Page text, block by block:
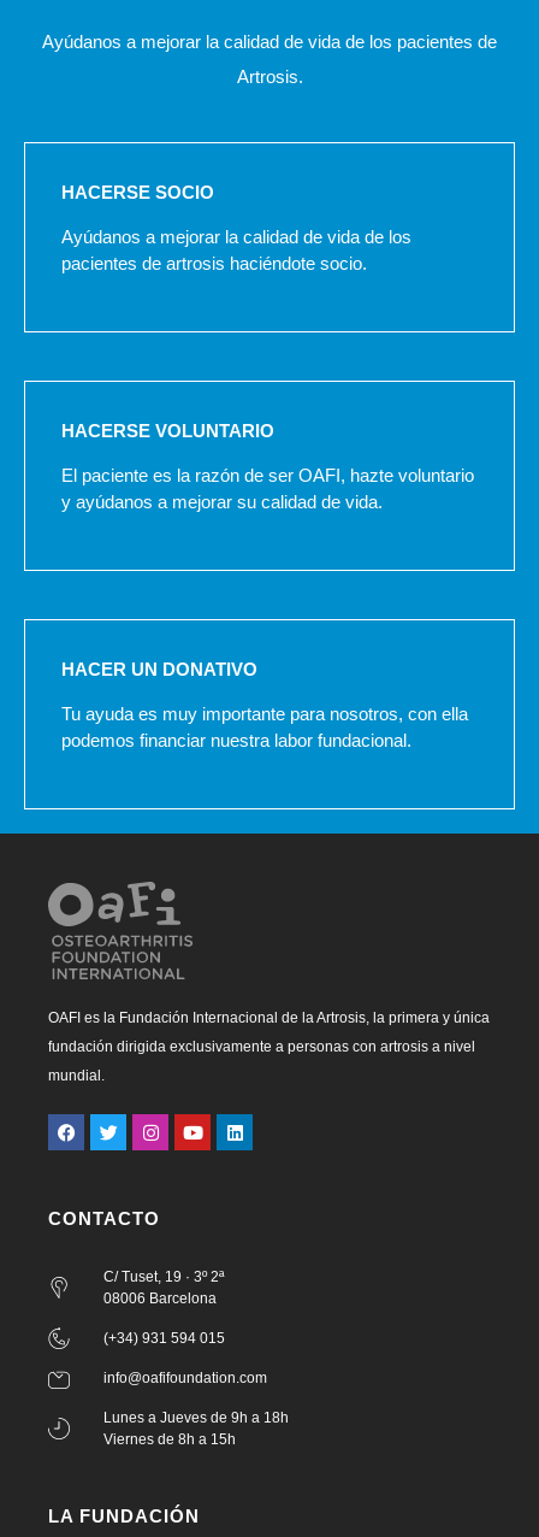
Ayúdanos a mejorar la calidad de vida de los pacientes de
Artrosis.
HACERSE SOCIO
Ayúdanos a mejorar la calidad de vida de los
pacientes de artrosis haciéndote socio.
HACERSE VOLUNTARIO
El paciente es la razón de ser OAFI, hazte voluntario
y ayúdanos a mejorar su calidad de vida.
HACER UN DONATIVO
Tu ayuda es muy importante para nosotros, con ella
podemos financiar nuestra labor fundacional.
OAFI es la Fundación Internacional de la Artrosis, la primera y única
fundación dirigida exclusivamente a personas con artrosis a nivel
mundial.
CONTACTO
C/ Tuset, 19 · 3º 2ª
08006 Barcelona
(+34) 931 594 015
info@oafifoundation.com
Lunes a Jueves de 9h a 18h
Viernes de 8h a 15h
LA FUNDACIÓN